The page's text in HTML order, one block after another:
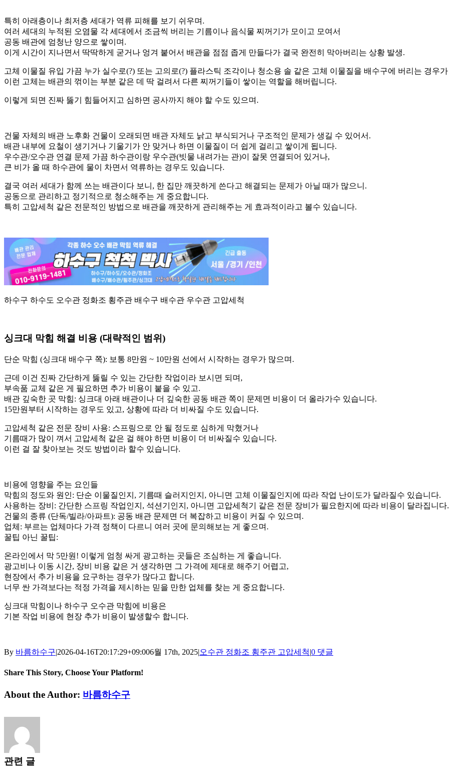
특히 아래층이나 최저층 세대가 역류 피해를 보기 쉬우며.
여러 세대의 누적된 오염물 각 세대에서 조금씩 버리는 기름이나 음식물 찌꺼기가 모이고 모여서
공동 배관에 엄청난 양으로 쌓이며.
이게 시간이 지나면서 딱딱하게 굳거나 엉겨 붙어서 배관을 점점 좁게 만들다가 결국 완전히 막아버리는 상황 발생.
고체 이물질 유입 가끔 누가 실수로(?) 또는 고의로(?) 플라스틱 조각이나 청소용 솔 같은 고체 이물질을 배수구에 버리는 경우
이런 고체는 배관의 꺾이는 부분 같은 데 딱 걸려서 다른 찌꺼기들이 쌓이는 역할을 해버립니다.
이렇게 되면 진짜 뚫기 힘들어지고 심하면 공사까지 해야 할 수도 있으며.
건물 자체의 배관 노후화 건물이 오래되면 배관 자체도 낡고 부식되거나 구조적인 문제가 생길 수 있어서.
배관 내부에 요철이 생기거나 기울기가 안 맞거나 하면 이물질이 더 쉽게 걸리고 쌓이게 됩니다.
우수관/오수관 연결 문제 가끔 하수관이랑 우수관(빗물 내려가는 관)이 잘못 연결되어 있거나,
큰 비가 올 때 하수관에 물이 차면서 역류하는 경우도 있습니다.
결국 여러 세대가 함께 쓰는 배관이다 보니, 한 집만 깨끗하게 쓴다고 해결되는 문제가 아닐 때가 많으니.
공동으로 관리하고 정기적으로 청소해주는 게 중요합니다.
특히 고압세척 같은 전문적인 방법으로 배관을 깨끗하게 관리해주는 게 효과적이라고 볼수 있습니다.
하수구 하수도 오수관 정화조 횡주관 배수구 배수관 우수관 고압세척
싱크대 막힘 해결 비용 (대략적인 범위)
단순 막힘 (싱크대 배수구 쪽): 보통 8만원 ~ 10만원 선에서 시작하는 경우가 많으며.
근데 이건 진짜 간단하게 뚫릴 수 있는 간단한 작업이라 보시면 되며,
부속품 교체 같은 게 필요하면 추가 비용이 붙을 수 있고.
배관 깊숙한 곳 막힘: 싱크대 아래 배관이나 더 깊숙한 공동 배관 쪽이 문제면 비용이 더 올라가수 있습니다.
15만원부터 시작하는 경우도 있고, 상황에 따라 더 비싸질 수도 있습니다.
고압세척 같은 전문 장비 사용: 스프링으로 안 될 정도로 심하게 막혔거나
기름때가 많이 껴서 고압세척 같은 걸 해야 하면 비용이 더 비싸질수 있습니다.
이런 걸 잘 찾아보는 것도 방법이라 할수 있습니다.
비용에 영향을 주는 요인들
막힘의 정도와 원인: 단순 이물질인지, 기름때 슬러지인지, 아니면 고체 이물질인지에 따라 작업 난이도가 달라질수 있습니다.
사용하는 장비: 간단한 스프링 작업인지, 석션기인지, 아니면 고압세척기 같은 전문 장비가 필요한지에 따라 비용이 달라집니다.
건물의 종류 (단독/빌라/아파트): 공동 배관 문제면 더 복잡하고 비용이 커질 수 있으며.
업체: 부르는 업체마다 가격 정책이 다르니 여러 곳에 문의해보는 게 좋으며.
꿀팁 아닌 꿀팁:
온라인에서 막 5만원! 이렇게 엄청 싸게 광고하는 곳들은 조심하는 게 좋습니다.
광고비나 이동 시간, 장비 비용 같은 거 생각하면 그 가격에 제대로 해주기 어렵고,
현장에서 추가 비용을 요구하는 경우가 많다고 합니다.
너무 싼 가격보다는 적정 가격을 제시하는 믿을 만한 업체를 찾는 게 중요합니다.
싱크대 막힘이나 하수구 오수관 막힘에 비용은
기본 작업 비용에 현장 추가 비용이 발생할수 합니다.
By 바름하수구|2026-04-16T20:17:29+09:006월 17th, 2025|오수관 정화조 횡주관 고압세척|0 댓글
Share This Story, Choose Your Platform!
Facebook
Twitter
Reddit
LinkedIn
Tumblr
Pinterest
Vk
이
About the Author: 바름하수구
관련 글